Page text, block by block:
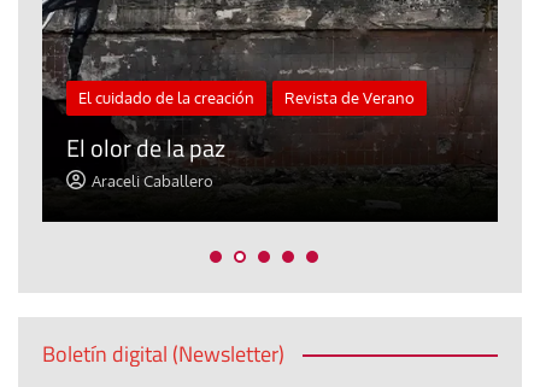
El cuidado de la creación Revista de Verano
El olor de la paz
Araceli Caballero
Boletín digital (Newsletter)